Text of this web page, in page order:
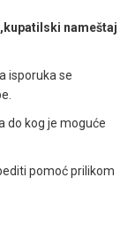
nameštaj
isporuka se
do kog je moguće
pomoć prilikom